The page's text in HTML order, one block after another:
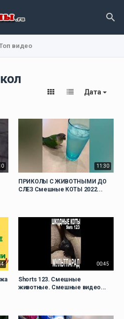
видео
Дата
11:30
ПРИКОЛЫ С ЖИВОТНЫМИ ДО
СЛЕЗ Смешные КОТЫ 2022...
00:45
Shorts 123. Смешные
животные. Смешные видео...